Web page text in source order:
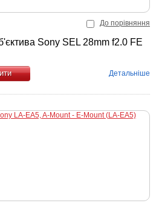
До порівняння
Sony SEL 28mm f2.0 FE
Детальніше